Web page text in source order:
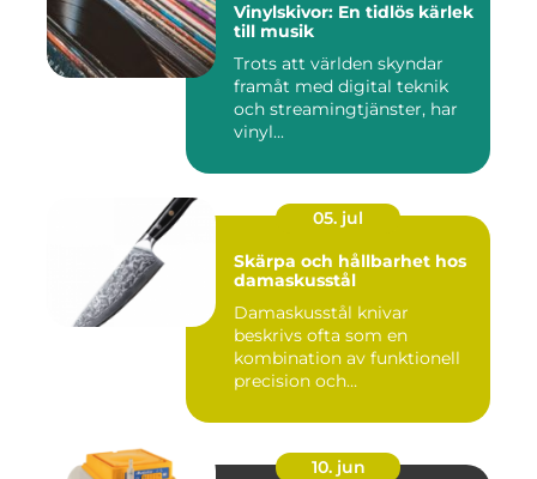
Vinylskivor: En tidlös kärlek
till musik
Trots att världen skyndar
framåt med digital teknik
och streamingtjänster, har
vinyl...
05. jul
Skärpa och hållbarhet hos
damaskusstål
Damaskusstål knivar
beskrivs ofta som en
kombination av funktionell
precision och
10. jun